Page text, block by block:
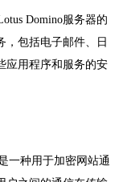
Domino服务器的
，包括电子邮件、日
应用程序和服务的安
一种用于加密网站通